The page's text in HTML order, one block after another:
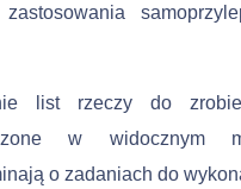
list rzeczy do
w widocznym
o zadaniach do